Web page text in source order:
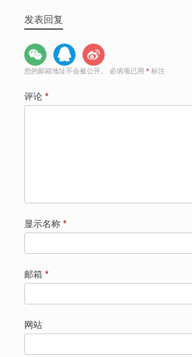
发表回复
您的邮箱地址不会被公开。 必填项已用 * 标注
评论 *
显示名称 *
邮箱 *
网站